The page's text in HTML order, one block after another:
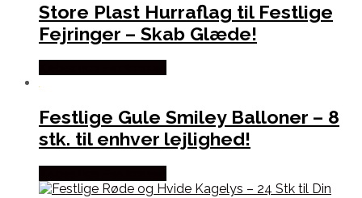
Store Plast Hurraflag til Festlige
Fejringer – Skab Glæde!
Festlige Gule Smiley Balloner – 8
stk. til enhver lejlighed!